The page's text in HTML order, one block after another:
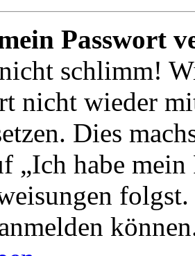
Passwort
schlimm!
nicht wieder
Dies
„Ich habe